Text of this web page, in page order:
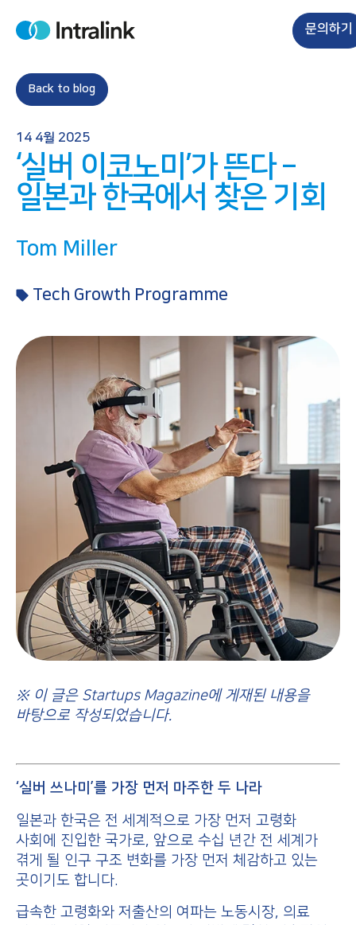
H
e
문의하기
Back to blog
14 4월 2025
‘실버 이코노미’가 뜬다 –
일본과 한국에서 찾은 기회
Tom Miller
Tech Growth Programme
※ 이 글은 Startups Magazine에 게재된 내용을
바탕으로 작성되었습니다.
‘실버 쓰나미’를 가장 먼저 마주한 두 나라
일본과 한국은 전 세계적으로 가장 먼저 고령화
사회에 진입한 국가로, 앞으로 수십 년간 전 세계가
겪게 될 인구 구조 변화를 가장 먼저 체감하고 있는
곳이기도 합니다.
급속한 고령화와 저출산의 여파는 노동시장, 의료